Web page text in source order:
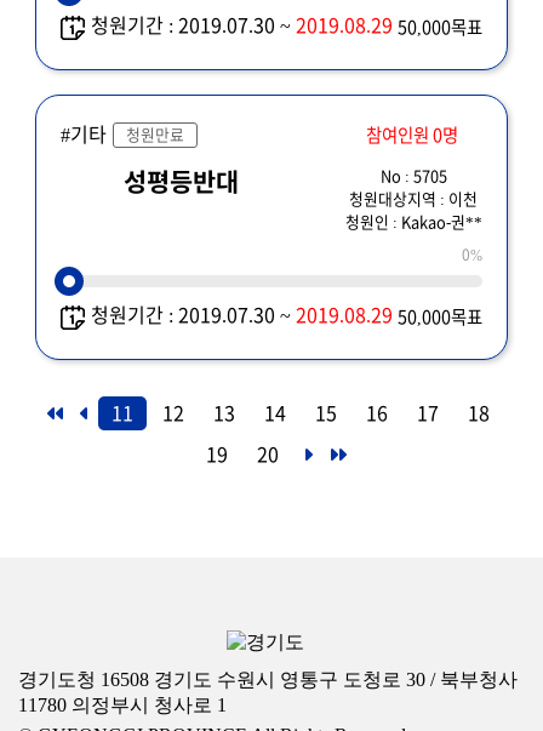
청원기간 : 2019.07.30 ~2019.08.29 50,000목표
#기타 청원만료 참여인원 0명
성평등반대
No : 5705
청원대상지역 : 이천
청원인 : Kakao-권**
0%
청원기간 : 2019.07.30 ~2019.08.29 50,000목표
11 12 13 14 15 16 17 18
19 20
경기도청 16508 경기도 수원시 영통구 도청로 30 / 북부청사
11780 의정부시 청사로 1